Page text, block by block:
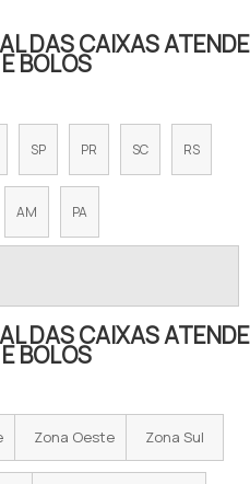
DAS CAIXAS ATENDE
BOLOS
SP PR SC RS
AM PA
DAS CAIXAS ATENDE
BOLOS
Zona Oeste Zona Sul